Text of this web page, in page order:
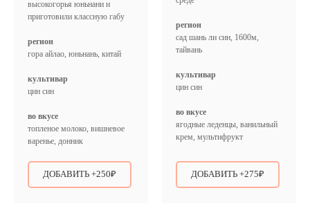
высокогорья юньнани и
приготовили классную габу
регион
гора айлао, юньнань, китай
культивар
цин син
во вкусе
топленое молоко, вишневое
варенье, донник
ДОБАВИТЬ +250₽
регион
сад шань ли син, 1600м,
тайвань
культивар
цин син
во вкусе
ягодные леденцы, ванильный
крем, мультифрукт
ДОБАВИТЬ +275₽